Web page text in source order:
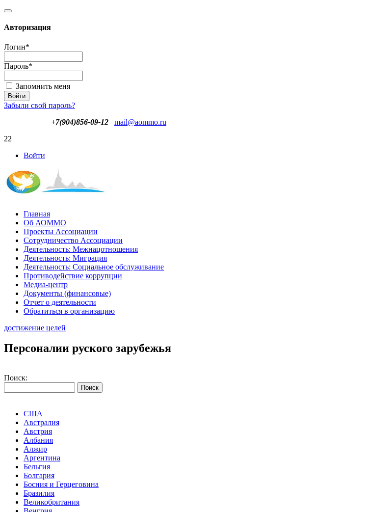
Авторизация
Логин*
Пароль*
Запомнить меня
Забыли свой пароль?
+7(904)856-09-12
mail@aommo.ru
22
Войти
Главная
Об АОММО
Проекты Ассоциации
Сотрудничество Ассоциации
Деятельность: Межнацотношения
Деятельность: Миграция
Деятельность: Социальное обслуживание
Противодействие коррупции
Медиа-центр
Документы (финансовые)
Отчет о деятельности
Обратиться в организацию
достижение целей
Персоналии руского зарубежья
Поиск:
США
Австралия
Австрия
Албания
Алжир
Аргентина
Бельгия
Болгария
Босния и Герцеговина
Бразилия
Великобритания